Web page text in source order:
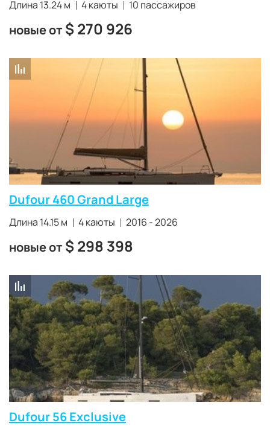
Длина 13.24 м 4 каюты 10 пассажиров
новые от$ 270 926
Dufour 460 Grand Large
Длина 14.15 м 4 каюты 2016 - 2026
новые от$ 298 398
Dufour 56 Exclusive